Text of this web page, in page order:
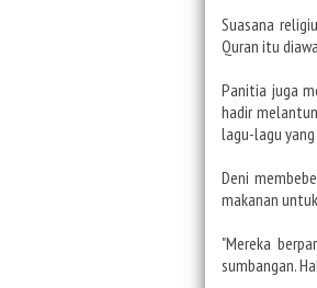
Suasana
Quran itu
Panitia juga
hadir
lagu-lagu
Deni
makanan
"Mereka
sumbangan.